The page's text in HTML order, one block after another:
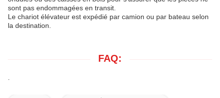
sont pas endommagées en transit.
Le chariot élévateur est expédié par camion ou par bateau selon
la destination.
FAQ: